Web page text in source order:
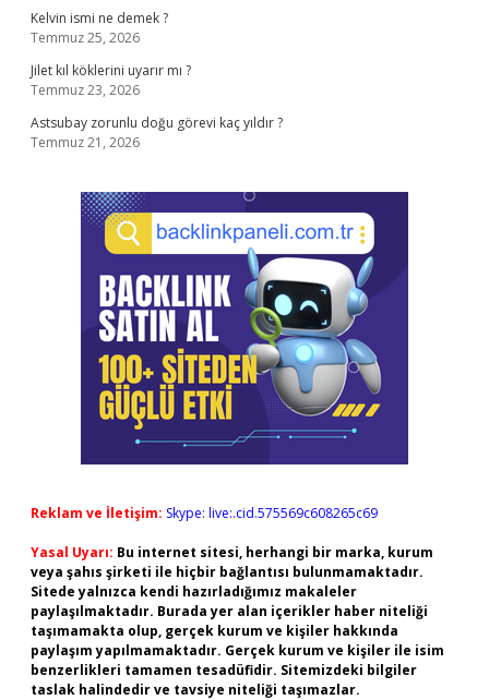
Kelvin ismi ne demek ?
Temmuz 25, 2026
Jilet kıl köklerini uyarır mı ?
Temmuz 23, 2026
Astsubay zorunlu doğu görevi kaç yıldır ?
Temmuz 21, 2026
Reklam ve İletişim: Skype: live:.cid.575569c608265c69
Yasal Uyarı: Bu internet sitesi, herhangi bir marka, kurum
veya şahıs şirketi ile hiçbir bağlantısı bulunmamaktadır.
Sitede yalnızca kendi hazırladığımız makaleler
paylaşılmaktadır. Burada yer alan içerikler haber niteliği
taşımamakta olup, gerçek kurum ve kişiler hakkında
paylaşım yapılmamaktadır. Gerçek kurum ve kişiler ile isim
benzerlikleri tamamen tesadüfidir. Sitemizdeki bilgiler
taslak halindedir ve tavsiye niteliği taşımazlar.